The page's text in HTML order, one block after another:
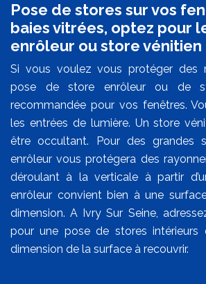
Pose de stores sur vos
baies vitrées, optez pour
enrôleur ou store vénitien
Si vous voulez vous protéger des
pose de store enrôleur ou de
recommandée pour vos fenêtres.
les entrées de lumière. Un store
être occultant. Pour des grandes
enrôleur vous protégera des
déroulant à la verticale à partir
enrôleur convient bien à une
dimension. A Ivry Sur Seine,
pour une pose de stores
dimension de la surface à recouvrir.